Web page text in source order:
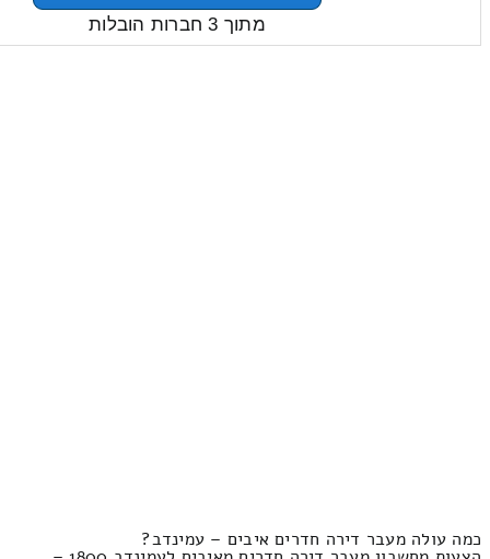
מתוך 3 חברות הובלות
כמה עולה מעבר דירה חדרים איבים – עמינדב?